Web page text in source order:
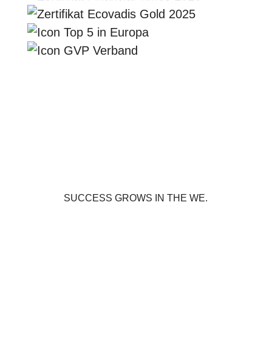
SUCCESS GROWS IN THE WE.